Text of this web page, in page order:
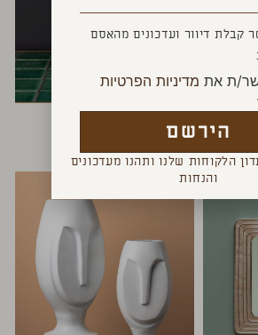
דיספנסר לסבון
קבלת דיוור ועדכונים מהאסם
ת את מדיניות הפרטיות
הירשם
הלקוחות שלנו ותהנו מעדכונים
והנחות